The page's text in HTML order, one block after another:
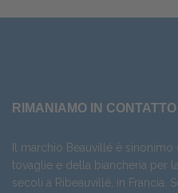
RIMANIAMO IN CONTATTO
Il marchio Beauvillé è
tovaglie e della biancheria per
secoli a Ribeauvillé, in Francia.